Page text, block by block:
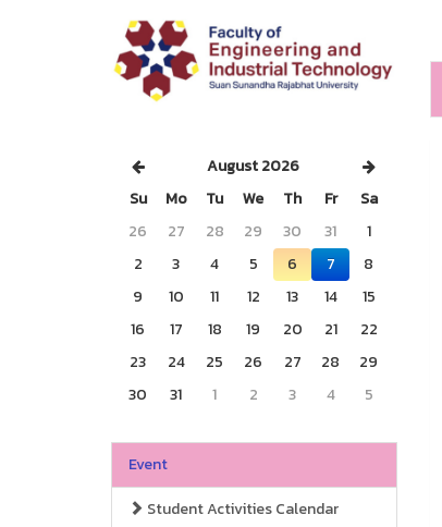
August 2026
Su
Mo Tu We Th Fr
Sa
26
27 28 29 30 31
1
2
3 4 5 6 7
8
9
10 11 12 13 14
15
16
17 18 19 20 21
22
23
24 25 26 27 28
29
30
31 1 2 3 4 5
Event
Student Activities Calendar